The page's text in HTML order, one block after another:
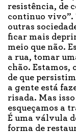
resistência, de
continuo vivo”.
outras
ficar mais
meio que não.
a rua, tomar
chão. Estamos,
de que
a gente está
risada. Mas
esqueçamos a
É uma válvula
forma de